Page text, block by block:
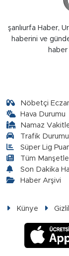
şanlıurfa Haber,
haberini ve
Nöbetçi
Hava Durumu
Namaz
Trafik Durumu
Süper Lig
Tüm
Son Dakika
Haber Arşivi
Künye